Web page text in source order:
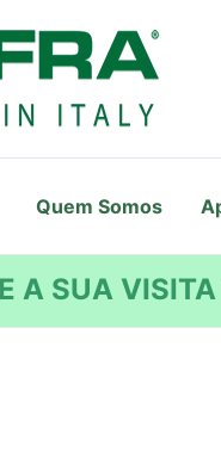
Quem Somos
A SUA